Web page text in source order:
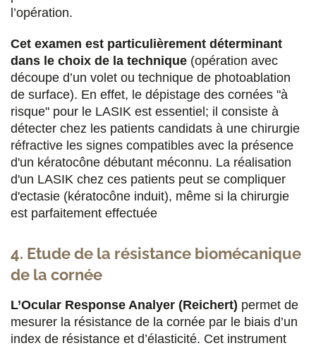
l’opération.
Cet examen est particulièrement déterminant
dans le choix de la technique (opération avec
découpe d’un volet ou technique de photoablation
de surface). En effet, le dépistage des cornées "à
risque" pour le LASIK est essentiel; il consiste à
détecter chez les patients candidats à une chirurgie
réfractive les signes compatibles avec la présence
d'un kératocône débutant méconnu. La réalisation
d'un LASIK chez ces patients peut se compliquer
d'ectasie (kératocône induit), même si la chirurgie
est parfaitement effectuée
4. Etude de la résistance biomécanique
de la cornée
L’Ocular Response Analyer (Reichert) permet de
mesurer la résistance de la cornée par le biais d’un
index de résistance et d’élasticité. Cet instrument